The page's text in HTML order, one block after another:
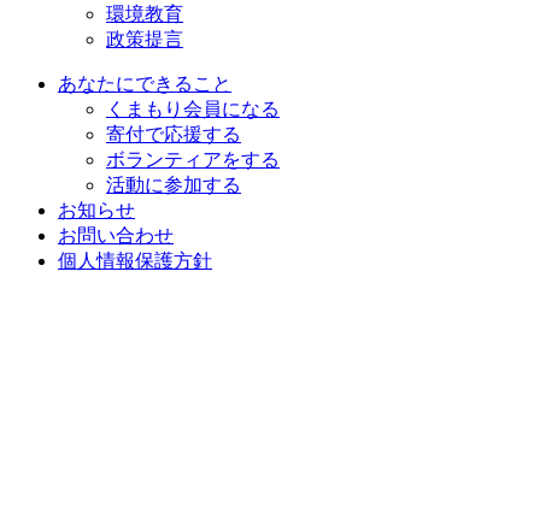
環境教育
政策提言
あなたにできること
くまもり会員になる
寄付で応援する
ボランティアをする
活動に参加する
お知らせ
お問い合わせ
個人情報保護方針